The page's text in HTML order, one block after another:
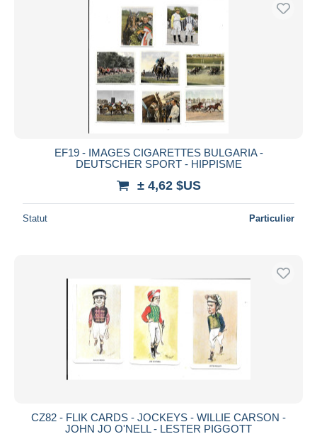
EF19 - IMAGES CIGARETTES BULGARIA -
DEUTSCHER SPORT - HIPPISME
± 4,62 $US
Statut Particulier
CZ82 - FLIK CARDS - JOCKEYS - WILLIE CARSON -
JOHN JO O'NELL - LESTER PIGGOTT